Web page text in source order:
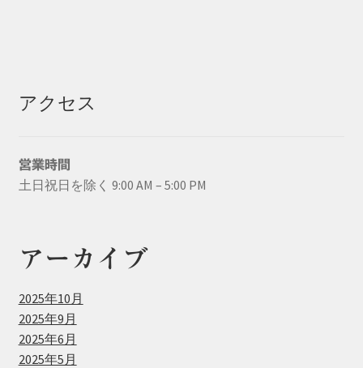
アクセス
営業時間
土日祝日を除く 9:00 AM – 5:00 PM
アーカイブ
2025年10月
2025年9月
2025年6月
2025年5月